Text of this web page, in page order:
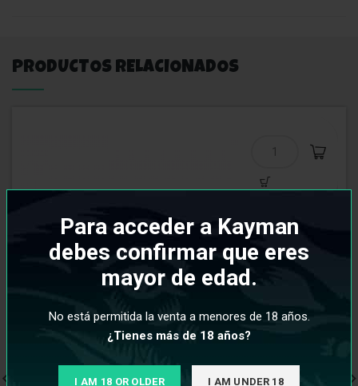
Para acceder a Kayman
debes confirmar que eres
mayor de edad.
No está permitida la venta a menores de 18 años.
¿Tienes más de 18 años?
I AM 18 OR OLDER I AM UNDER 18
PRODUCTOS RELACIONADOS